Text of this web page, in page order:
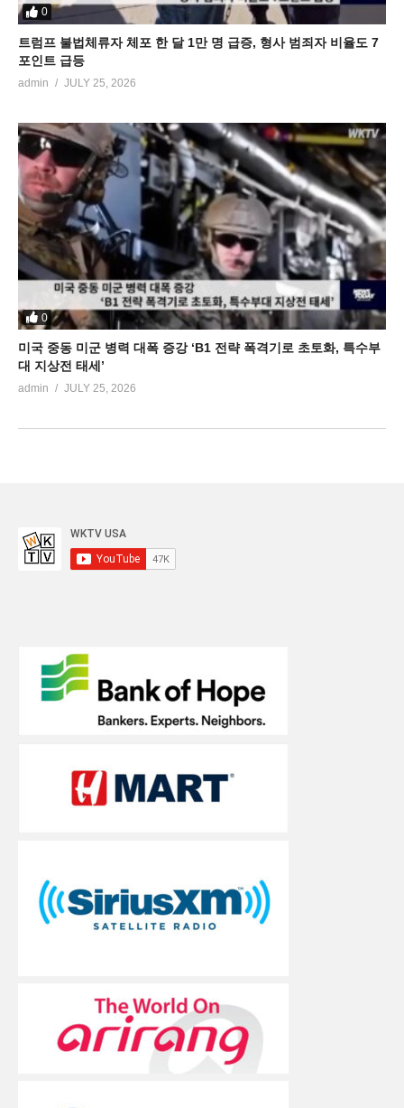
0
트럼프 불법체류자 체포 한 달 1만 명 급증, 형사 범죄자 비율도 7
포인트 급등
admin JULY 25, 2026
0
미국 중동 미군 병력 대폭 증강 ‘B1 전략 폭격기로 초토화, 특수부
대 지상전 태세’
admin JULY 25, 2026